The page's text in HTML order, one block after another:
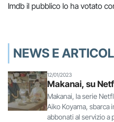
Imdb il pubblico lo ha votato
NEWS E
12/01/2023
Makanai, su
Makanai, la serie
Aiko Koyama,
abbonati al servizio a